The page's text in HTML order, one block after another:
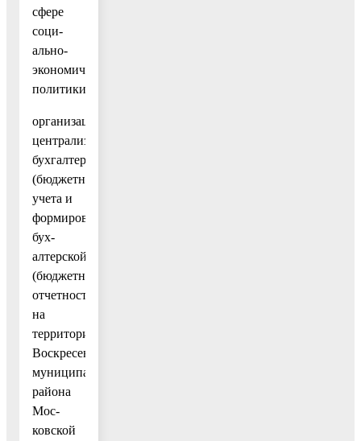
сфере
соци-
ально-
экономической
политики;
организация
централизованного
бухгалтерского
(бюджетного)
учета и
формирование
бух-
алтерской
(бюджетной)
отчетности
на
территории
Воскресенского
муниципального
района
Мос-
ковской